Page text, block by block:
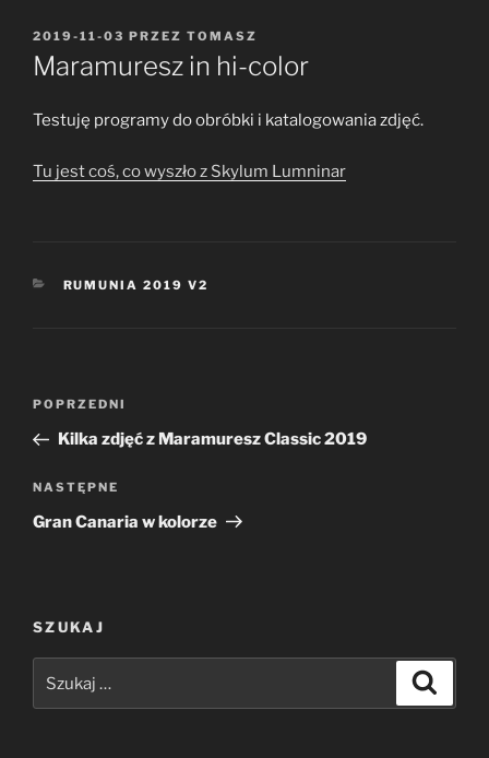
OPUBLIKOWANE
W
2019-11-03 PRZEZ TOMASZ
Maramuresz in hi-color
Testuję programy do obróbki i katalogowania zdjęć.
Tu jest coś, co wyszło z Skylum Lumninar
KATEGORIE
RUMUNIA 2019 V2
Nawigacja
Poprzedni
wpis
POPRZEDNI
Kilka zdjęć z Maramuresz Classic 2019
Następny
wpis
NASTĘPNE
Gran Canaria w kolorze
SZUKAJ